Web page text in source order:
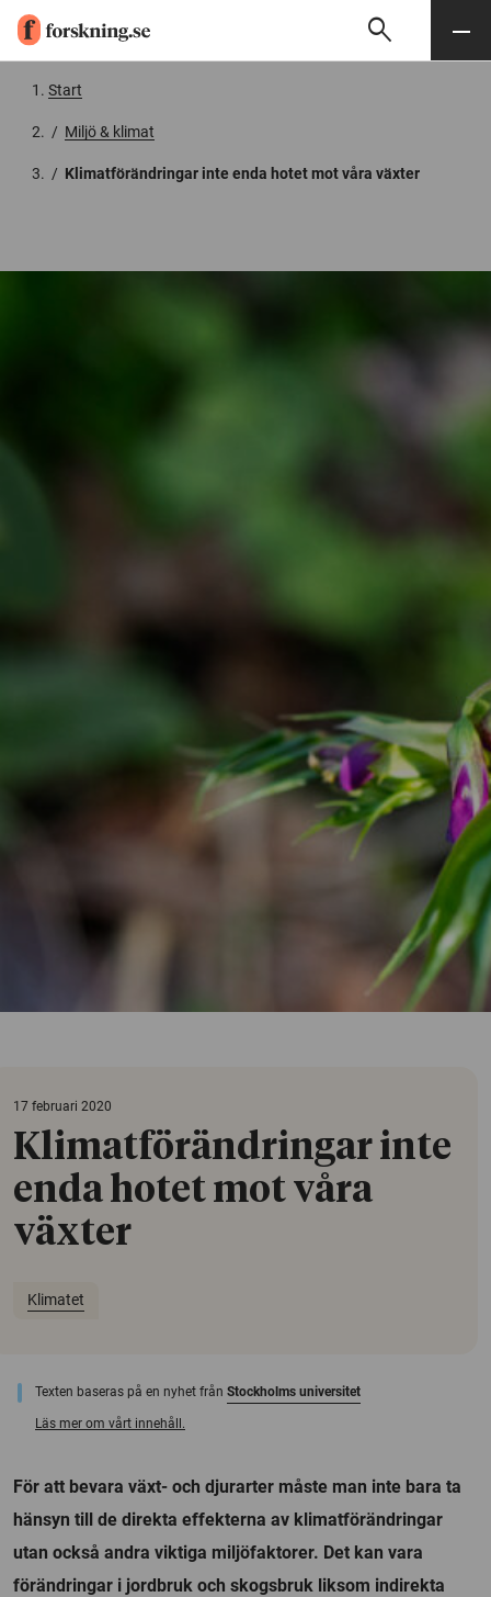
Söksearch Meny
Start
/ Miljö & klimat
/ Klimatförändringar inte enda hotet mot våra växter
17 februari 2020
Klimatförändringar inte
enda hotet mot våra
växter
Klimatet
Texten baseras på en nyhet från Stockholms universitet
Läs mer om vårt innehåll.
För att bevara växt- och djurarter måste man inte bara ta
hänsyn till de direkta effekterna av klimatförändringar
utan också andra viktiga miljöfaktorer. Det kan vara
förändringar i jordbruk och skogsbruk liksom indirekta